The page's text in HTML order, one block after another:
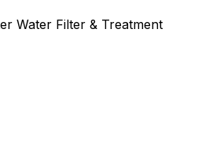
Water Filter & Treatment